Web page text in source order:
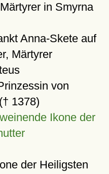
in Smyrna
Anna-Skete auf
Märtyrer
von
1378)
Ikone der
der Heiligsten